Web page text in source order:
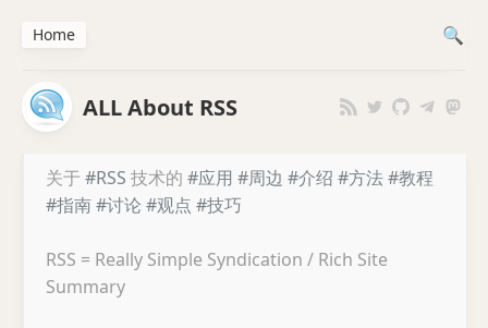
ALL About RSS
关于 #RSS 技术的 #应用 #周边 #介绍 #方法#教程
#指南#讨论 #观点 #技巧
RSS = Really Simple Syndication / Rich Site
Summary
Home